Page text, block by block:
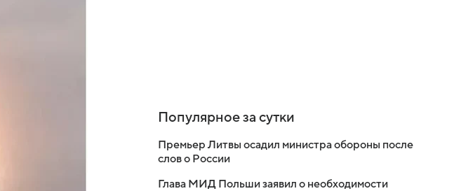
Популярное за сутки
Премьер Литвы осадил министра обороны после
слов о России
Глава МИД Польши заявил о необходимости